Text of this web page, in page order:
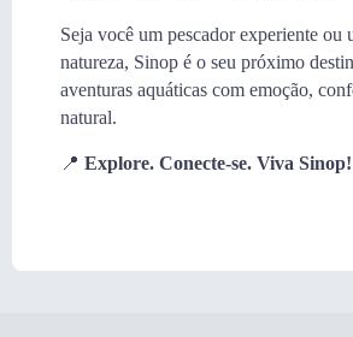
Seja você um pescador experiente ou
natureza, Sinop é o seu próximo
aventuras aquáticas com emoção,
natural.
📍 Explore. Conecte-se. Viva Sinop!